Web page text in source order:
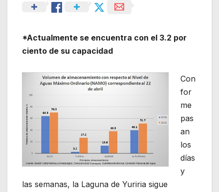
*Actualmente se encuentra con el 3.2 por
ciento de su capacidad
Con
for
me
pas
an
los
días
y
las semanas, la Laguna de Yuriria sigue